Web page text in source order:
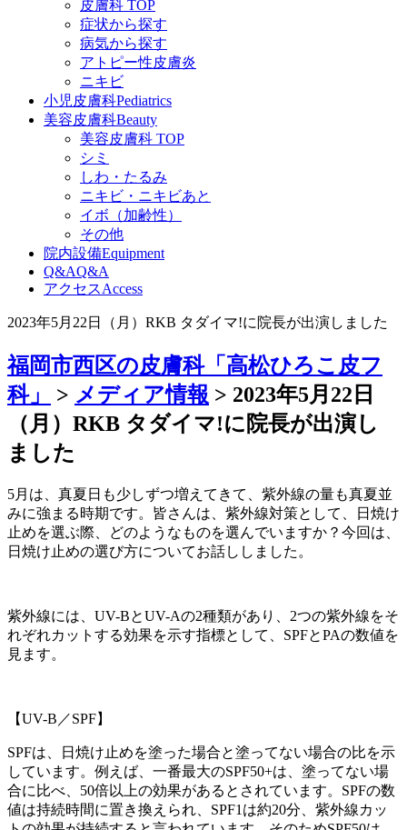
皮膚科 TOP
症状から探す
病気から探す
アトピー性皮膚炎
ニキビ
小児皮膚科Pediatrics
美容皮膚科Beauty
美容皮膚科 TOP
シミ
しわ・たるみ
ニキビ・ニキビあと
イボ（加齢性）
その他
院内設備Equipment
Q&AQ&A
アクセスAccess
2023年5月22日（月）RKB タダイマ!に院長が出演しました
福岡市西区の皮膚科「高松ひろこ皮フ
科」
> メディア情報 > 2023年5月22日
（月）RKB タダイマ!に院長が出演し
ました
5月は、真夏日も少しずつ増えてきて、紫外線の量も真夏並
みに強まる時期です。皆さんは、紫外線対策として、日焼け
止めを選ぶ際、どのようなものを選んでいますか？今回は、
日焼け止めの選び方についてお話ししました。
紫外線には、UV-BとUV-Aの2種類があり、2つの紫外線をそ
れぞれカットする効果を示す指標として、SPFとPAの数値を
見ます。
【UV-B／SPF】
SPFは、日焼け止めを塗った場合と塗ってない場合の比を示
しています。例えば、一番最大のSPF50+は、塗ってない場
合に比べ、50倍以上の効果があるとされています。SPFの数
値は持続時間に置き換えられ、SPF1は約20分、紫外線カッ